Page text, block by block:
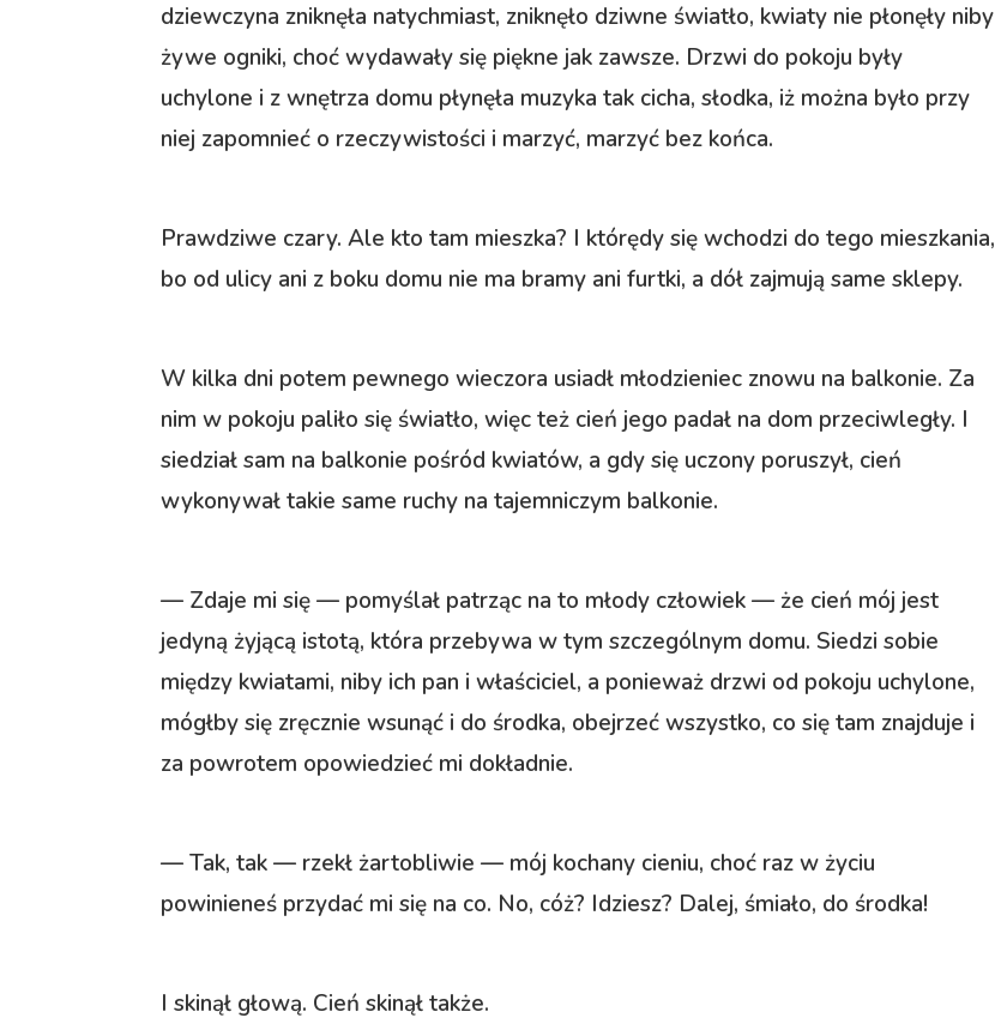
dziewczyna zniknęła natychmiast, zniknęło dziwne światło, kwiaty nie płonęły niby
żywe ogniki, choć wydawały się piękne jak zawsze. Drzwi do pokoju były
uchylone i z wnętrza domu płynęła muzyka tak cicha, słodka, iż można było przy
niej zapomnieć o rzeczywistości i marzyć, marzyć bez końca.
Prawdziwe czary. Ale kto tam mieszka? I którędy się wchodzi do tego mieszkania,
bo od ulicy ani z boku domu nie ma bramy ani furtki, a dół zajmują same sklepy.
W kilka dni potem pewnego wieczora usiadł młodzieniec znowu na balkonie. Za
nim w pokoju paliło się światło, więc też cień jego padał na dom przeciwległy. I
siedział sam na balkonie pośród kwiatów, a gdy się uczony poruszył, cień
wykonywał takie same ruchy na tajemniczym balkonie.
— Zdaje mi się — pomyślał patrząc na to młody człowiek — że cień mój jest
jedyną żyjącą istotą, która przebywa w tym szczególnym domu. Siedzi sobie
między kwiatami, niby ich pan i właściciel, a ponieważ drzwi od pokoju uchylone,
mógłby się zręcznie wsunąć i do środka, obejrzeć wszystko, co się tam znajduje i
za powrotem opowiedzieć mi dokładnie.
— Tak, tak — rzekł żartobliwie — mój kochany cieniu, choć raz w życiu
powinieneś przydać mi się na co. No, cóż? Idziesz? Dalej, śmiało, do środka!
I skinął głową. Cień skinął także.